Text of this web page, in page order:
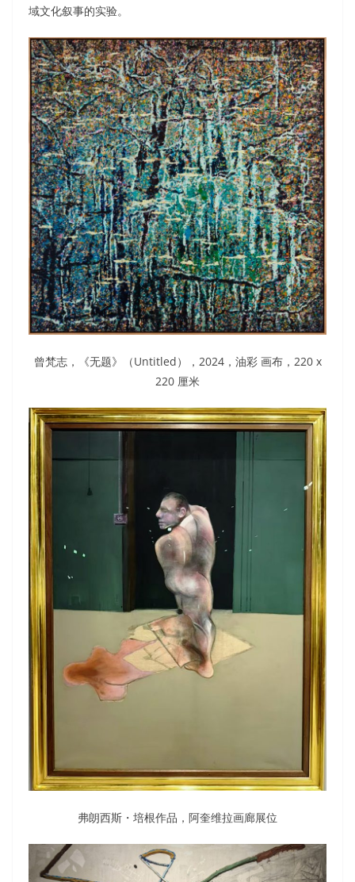
域文化叙事的实验。
曾梵志，《无题》（Untitled），2024，油彩 画布，220 x
220 厘米
弗朗西斯・培根作品，阿奎维拉画廊展位